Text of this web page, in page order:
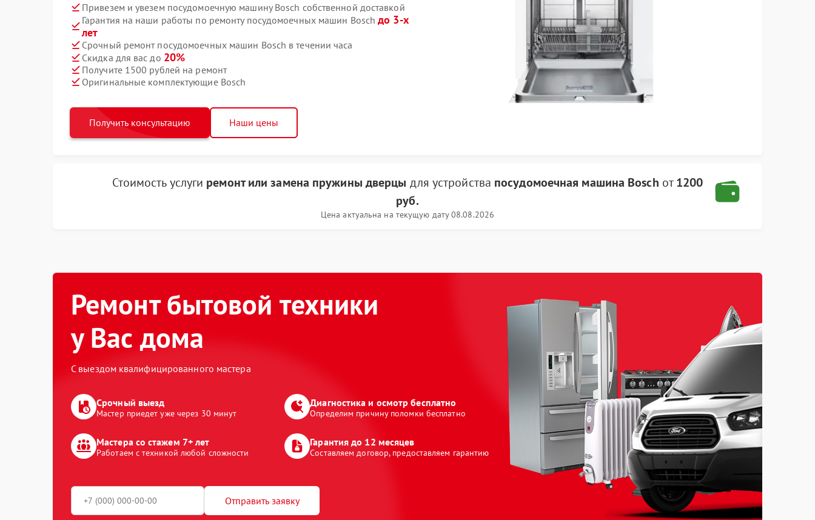
Привезем и увезем посудомоечную машину Bosch собственной доставкой
Гарантия на наши работы по ремонту посудомоечных машин Boschдо 3-х
лет
Срочный ремонт посудомоечных машин Bosch в течении часа
Скидка для вас до 20%
Получите 1500 рублей на ремонт
Оригинальные комплектующие Bosch
Получить консультацию Наши цены
Стоимость услуги ремонт или замена пружины дверцы для устройства посудомоечная машина Bosch от1200
руб.
Цена актуальна на текущую дату 08.08.2026
Ремонт бытовой техники
у Вас дома
С выездом квалифицированного мастера
Срочный выезд
Мастер приедет уже через 30 минут
Диагностика и осмотр бесплатно
Определим причину поломки бесплатно
Мастера со стажем 7+ лет
Работаем с техникой любой сложности
Гарантия до 12 месяцев
Составляем договор, предоставляем гарантию
Отправить заявку